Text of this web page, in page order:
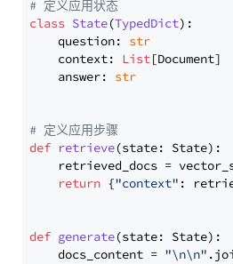
# 定义应用状态
class State(TypedDict):
    question:
str
    context:
List[Document]
    answer:
str
# 定义应用步骤
def retrieve(state: State):
retrieved_docs =
return {"context" :
def generate(state: State):
    docs_content =
"\n\n"